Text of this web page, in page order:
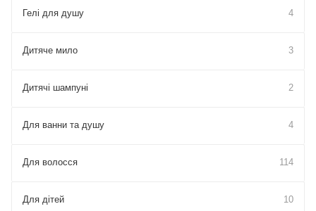
Гелі для душу 4
Дитяче мило 3
Дитячі шампуні 2
Для ванни та душу 4
Для волосся 114
Для дітей 10